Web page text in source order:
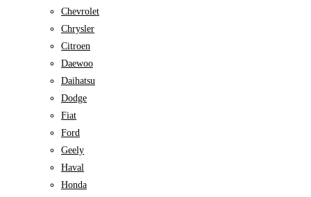
Chevrolet
Chrysler
Citroen
Daewoo
Daihatsu
Dodge
Fiat
Ford
Geely
Haval
Honda